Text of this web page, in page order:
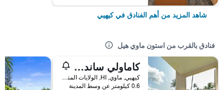
شاهد المزيد من أهم الفنادق في كيهيي
فنادق بالقرب من استون ماوي هيل
كاماولي ساندز - ماوي كوندو آند هوم
كيهيي, ماوي, HI, الولايات المتحدة الأميريكية
0.6 كيلومتر عن وسط المدينة